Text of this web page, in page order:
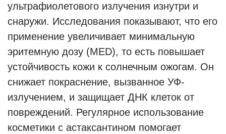
ультрафиолетового излучения изнутри и
снаружи. Исследования показывают, что его
применение увеличивает минимальную
эритемную дозу (MED), то есть повышает
устойчивость кожи к солнечным ожогам. Он
снижает покраснение, вызванное УФ-
излучением, и защищает ДНК клеток от
повреждений. Регулярное использование
косметики с астаксантином помогает